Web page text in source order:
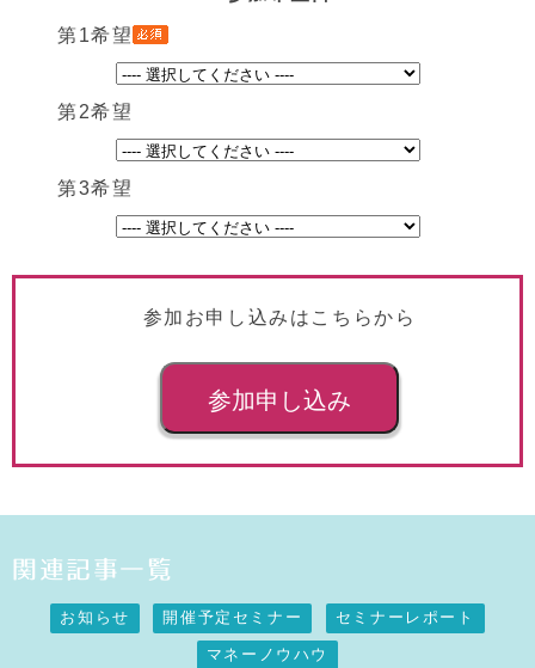
第1希望
第2希望
第3希望
参加お申し込みはこちらから
関連記事一覧
お知らせ 開催予定セミナー セミナーレポート
マネーノウハウ